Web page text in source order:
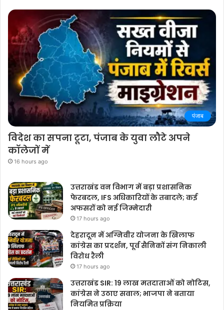
पंजाब
विदेश का सपना टूटा, पंजाब के युवा लौटे अपने
कॉलेजों में
16 hours ago
उत्तराखंड वन विभाग में बड़ा प्रशासनिक
फेरबदल, IFS अधिकारियों के तबादले; कई
अफसरों को नई जिम्मेदारी
17 hours ago
देहरादून में अग्निवीर योजना के खिलाफ
कांग्रेस का प्रदर्शन, पूर्व सैनिकों संग निकाली
विरोध रैली
17 hours ago
उत्तराखंड SIR: 19 लाख मतदाताओं को नोटिस,
कांग्रेस ने उठाए सवाल; भाजपा ने बताया
नियमित प्रक्रिया